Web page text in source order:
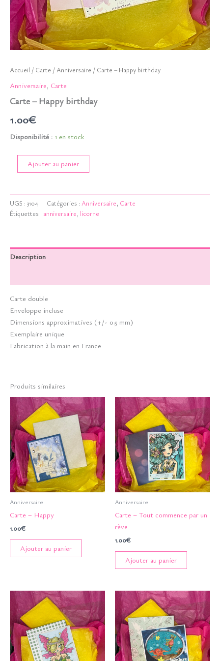
Accueil / Carte /Anniversaire / Carte – Happy birthday
Anniversaire, Carte
Carte – Happy birthday
1.00€
Disponibilité : 1 en stock
birthday
Ajouter au panier
UGS : 3104 Catégories : Anniversaire, Carte
Étiquettes : anniversaire, licorne
Description
Carte double
Enveloppe incluse
Dimensions approximatives (+/- 0.5 mm)
Exemplaire unique
Fabrication à la main en France
Produits similaires
Anniversaire
Carte – Happy
1.00€
Ajouter au panier
Anniversaire
Carte – Tout commence par un
rève
1.00€
Ajouter au panier